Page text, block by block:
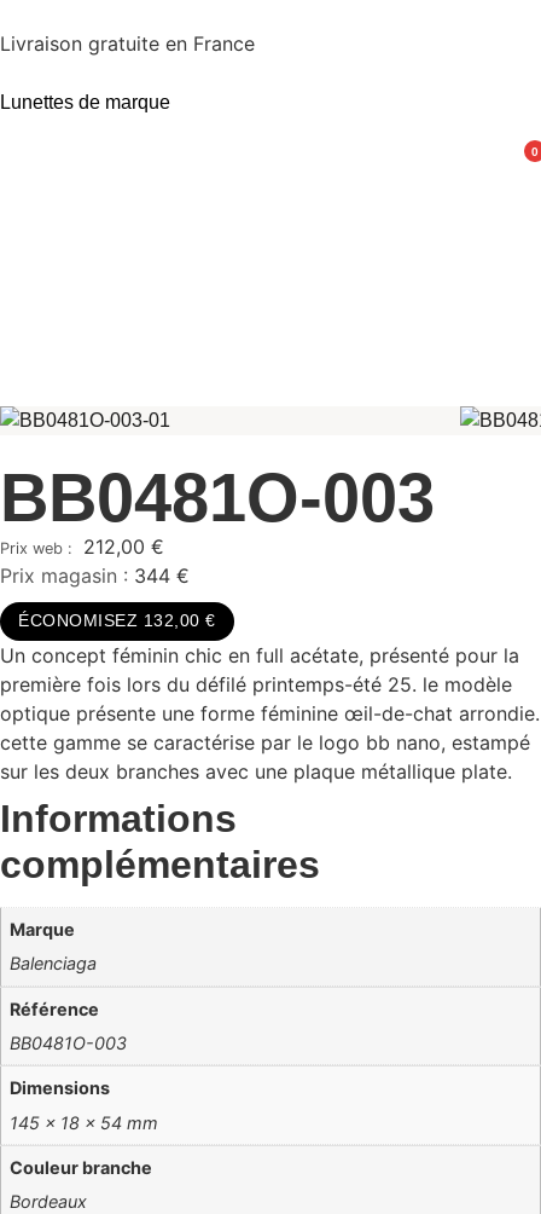
Livraison gratuite en France
Lunettes de marque
0
BB0481O-003
212,00 €
Prix magasin : 344 €
ÉCONOMISEZ 132,00 €
Un concept féminin chic en full acétate, présenté pour la
première fois lors du défilé printemps-été 25. le modèle
optique présente une forme féminine œil-de-chat arrondie.
cette gamme se caractérise par le logo bb nano, estampé
sur les deux branches avec une plaque métallique plate.
Informations
complémentaires
Référence
BB0481O-003
Dimensions
145 × 18 × 54 mm
Couleur branche
Bordeaux
Marque
Balenciaga